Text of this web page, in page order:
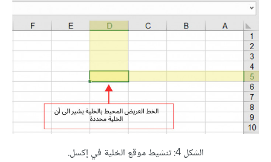
الشكل 4: تنشيط موقع الخلية في إكسل.